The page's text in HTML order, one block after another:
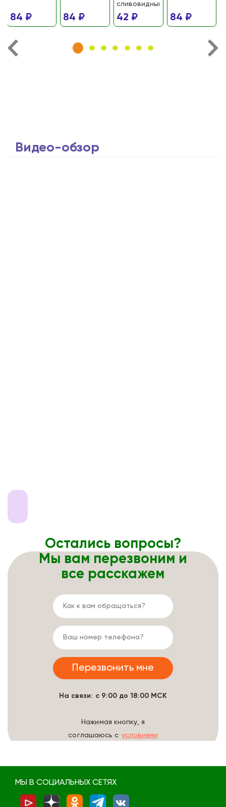
84 ₽ 84 ₽
сливовидный)
42 ₽ 84 ₽
Видео-обзор
Остались вопросы?
Мы вам перезвоним и
все расскажем
На связи: с 9:00 до 18:00 МСК
Нажимая кнопку, я
соглашаюсь с условиями
МЫ В СОЦИАЛЬНЫХ СЕТЯХ